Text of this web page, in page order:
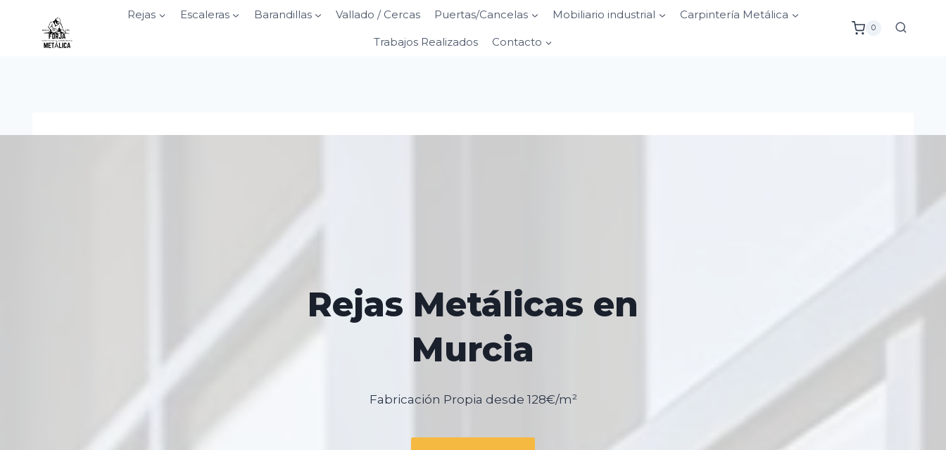
contenido
Rejas Escaleras Barandillas Vallado / Cercas Puertas/Cancelas Mobiliario industrial Carpintería Metálica
Trabajos Realizados Contacto
0
Rejas Metálicas en
Murcia
Fabricación Propia desde 128€/m²